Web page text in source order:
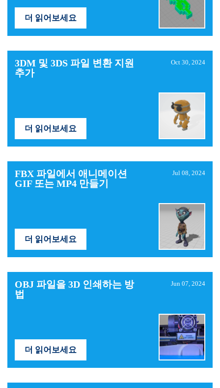
더 읽어보세요
3DM 및 3DS 파일 변환 지원
추가
Oct 30, 2024
더 읽어보세요
FBX ​​파일에서 애니메이션
GIF 또는 MP4 만들기
Jul 08, 2024
더 읽어보세요
OBJ 파일을 3D 인쇄하는 방
법
Jun 07, 2024
더 읽어보세요